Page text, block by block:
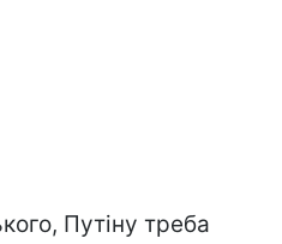
Путіну треба